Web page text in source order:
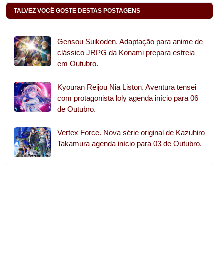
TALVEZ VOCÊ GOSTE DESTAS POSTAGENS
Gensou Suikoden. Adaptação para anime de
clássico JRPG da Konami prepara estreia
em Outubro.
Kyouran Reijou Nia Liston. Aventura tensei
com protagonista loly agenda início para 06
de Outubro.
Vertex Force. Nova série original de Kazuhiro
Takamura agenda início para 03 de Outubro.